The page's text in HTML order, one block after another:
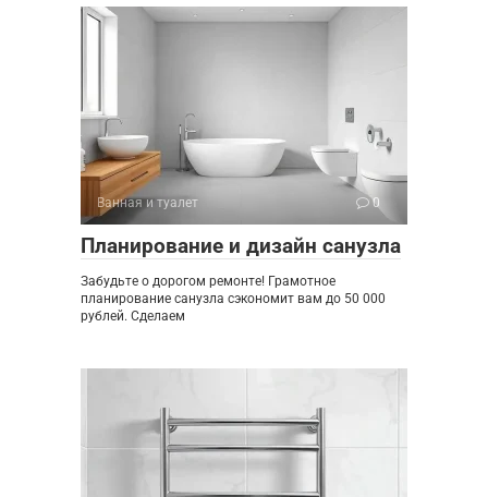
Ванная и туалет 0
Планирование и дизайн санузла
Забудьте о дорогом ремонте! Грамотное
планирование санузла сэкономит вам до 50 000
рублей. Сделаем